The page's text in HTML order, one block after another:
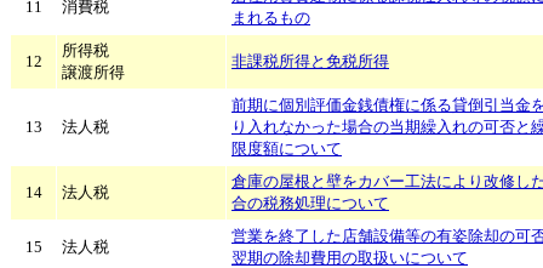
11 消費税
まれるもの
12
所得税
譲渡所得
非課税所得と免税所得
13 法人税
前期に個別評価金銭債権に係る貸倒引当金
り入れなかった場合の当期繰入れの可否と
限度額について
14 法人税
倉庫の屋根と壁をカバー工法により改修し
合の税務処理について
15 法人税
営業を終了した店舗設備等の有姿除却の可
翌期の除却費用の取扱いについて